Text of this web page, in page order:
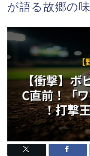
が語る故郷の味